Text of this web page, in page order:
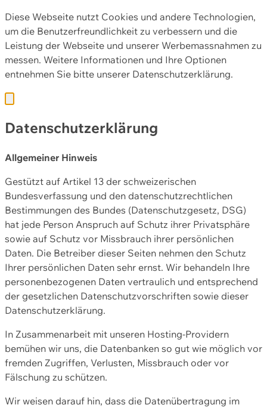
Diese Webseite nutzt Cookies und andere Technologien,
um die Benutzerfreundlichkeit zu verbessern und die
Leistung der Webseite und unserer Werbemassnahmen zu
messen. Weitere Informationen und Ihre Optionen
entnehmen Sie bitte unserer Datenschutzerklärung.
Datenschutzerklärung
Allgemeiner Hinweis
Gestützt auf Artikel 13 der schweizerischen
Bundesverfassung und den datenschutzrechtlichen
Bestimmungen des Bundes (Datenschutzgesetz, DSG)
hat jede Person Anspruch auf Schutz ihrer Privatsphäre
sowie auf Schutz vor Missbrauch ihrer persönlichen
Daten. Die Betreiber dieser Seiten nehmen den Schutz
Ihrer persönlichen Daten sehr ernst. Wir behandeln Ihre
personenbezogenen Daten vertraulich und entsprechend
der gesetzlichen Datenschutzvorschriften sowie dieser
Datenschutzerklärung.
In Zusammenarbeit mit unseren Hosting-Providern
bemühen wir uns, die Datenbanken so gut wie möglich vor
fremden Zugriffen, Verlusten, Missbrauch oder vor
Fälschung zu schützen.
Wir weisen darauf hin, dass die Datenübertragung im